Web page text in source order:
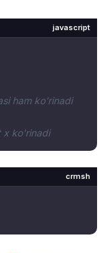
javascript
ham ko'rinadi
x ko'rinadi
crmsh